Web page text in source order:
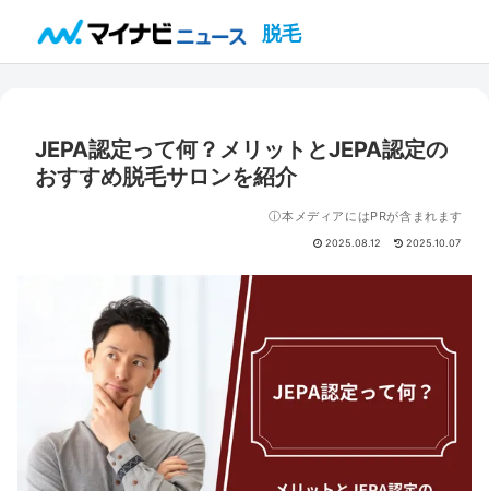
脱毛
JEPA認定って何？メリットとJEPA認定の
おすすめ脱毛サロンを紹介
ⓘ本メディアにはPRが含まれます
2025.08.12 2025.10.07